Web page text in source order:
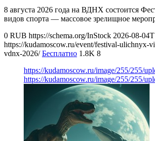
8 августа 2026 года на ВДНХ состоится
видов спорта — массовое зрелищное
0 RUB https://schema.org/InStock 2026-08-
https://kudamoscow.ru/event/festival-ulichnyx-
vdnx-2026/ Бесплатно 1.8K 8
https://kudamoscow.ru/image/255/255/
https://kudamoscow.ru/image/255/255/